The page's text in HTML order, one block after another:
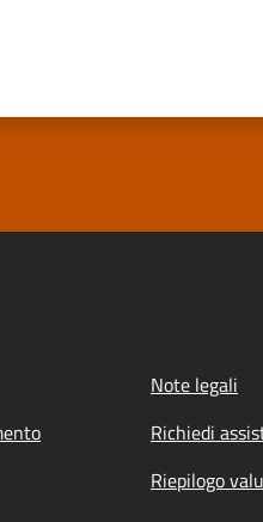
Note legali
Richiedi
Riepilogo